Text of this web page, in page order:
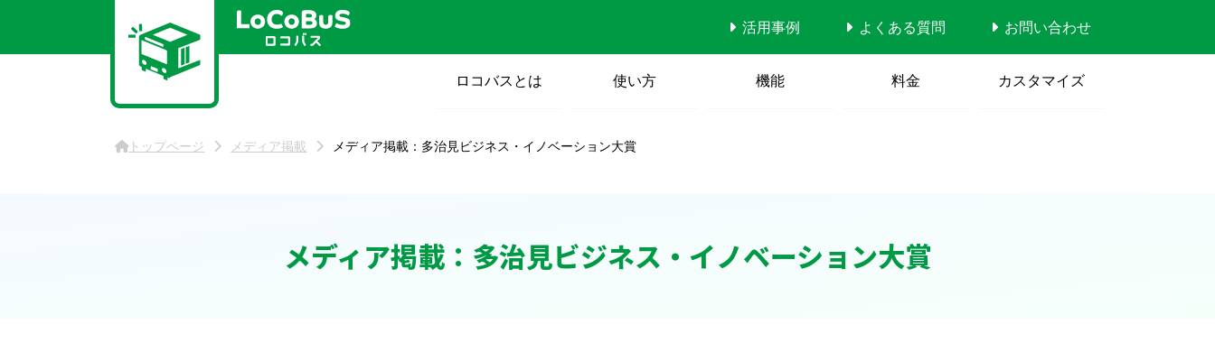
テ
活用事例 よくある質問 お問い合わせ
ロコバスとは 使い方 機能 料金 カスタマイズ
トップページ メディア掲載 メディア掲載：多治見ビジネス・イノベーション大賞
メディア掲載：多治見ビジネス・イノベーション大賞